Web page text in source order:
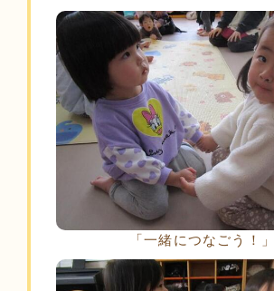
「一緒につなごう！」